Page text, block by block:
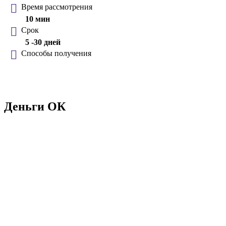
Время рассмотрения
10 мин
Срок
5 -30 дней
Способы получения
Деньги ОК